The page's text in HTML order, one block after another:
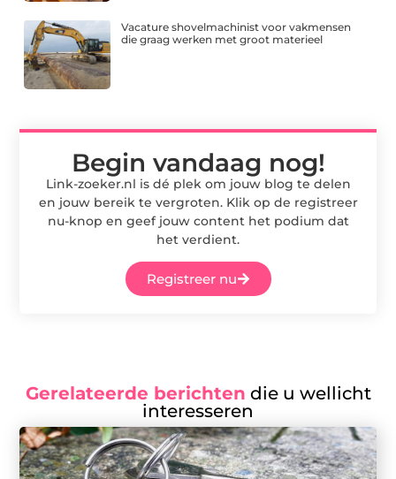
Vacature shovelmachinist voor vakmensen
die graag werken met groot materieel
Begin vandaag nog!
Link-zoeker.nl is dé plek om jouw blog te delen
en jouw bereik te vergroten. Klik op de registreer
nu-knop en geef jouw content het podium dat
het verdient.
Registreer nu
Gerelateerde berichten die u wellicht
interesseren